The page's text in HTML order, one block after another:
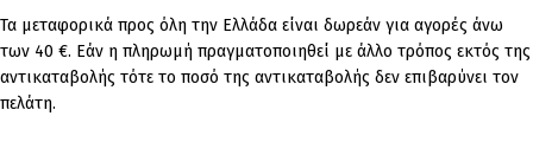
Τα μεταφορικά προς όλη την Ελλάδα είναι δωρεάν για αγορές άνω
των 40 €. Εάν η πληρωμή πραγματοποιηθεί με άλλο τρόπος εκτός της
αντικαταβολής τότε το ποσό της αντικαταβολής δεν επιβαρύνει τον
πελάτη.